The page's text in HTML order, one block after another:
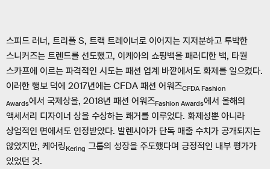
스피드 러너, 트리플 S, 트랙 트레이너로 이어지는 지저분하고 투박한
스니커즈는 트렌드를 선도했고, 이케아의 쇼핑백을 패러디한 백, 타월
스카프에 이르는 파격적인 시도는 패션 업계 바깥에서도 화제를 일으켰다.
이러한 행보 덕에 2017년에는 CFDA 패션 어워즈CFDA Fashion
Awards에서 국제상을, 2018년 패션 어워즈Fashion Awards에서 올해의
액세서리 디자이너 상을 수상하는 쾌거를 이루었다. 화제성뿐 아니라
상업적인 면에서도 인정받았다. 발렌시아가 단독 매출 수치가 공개되지는
않았지만, 케어링Kering 그룹의 성장을 주도했다며 긍정적인 내부 평가가
있었던 것.